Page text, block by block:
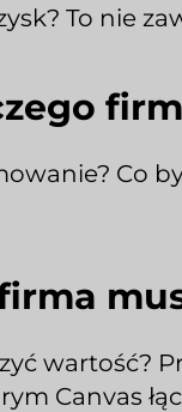
To nie
Co
wartość?
Canvas